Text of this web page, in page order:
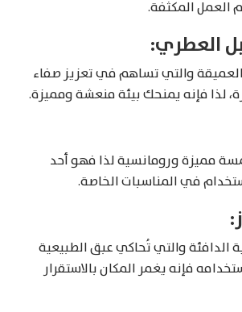
العمل المكثفة.
العطري:
والتي تساهم في تعزيز صفاء
لذا فإنه يمنحك بيئة منعشة ومميزة.
مميزة ورومانسية لذا فهو أحد
في المناسبات الخاصة.
الدافئة والتي تُحاكي عبق الطبيعية
فإنه يغمر المكان بالاستقرار